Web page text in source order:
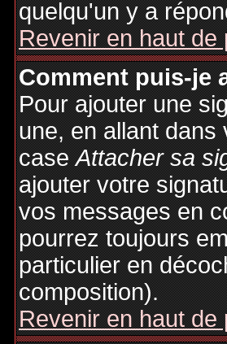
quelqu'un y a
Revenir en haut de
Comment puis-je
Pour ajouter une
une, en allant
caseAttacher sa
ajouter votre
vos messages en
pourrez toujours
particulier en
composition).
Revenir en haut de